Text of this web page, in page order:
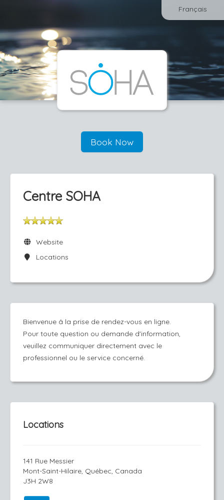
Français
Book Now
Centre SOHA
Website
Locations
Bienvenue â la prise de rendez-vous en ligne.
Pour toute question ou demande d'information,
veuillez communiquer directement avec le
professionnel ou le service concerné.
Locations
141 Rue Messier
Mont-Saint-Hilaire, Québec, Canada
J3H 2W8